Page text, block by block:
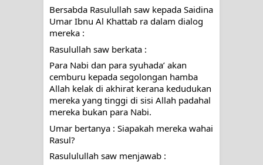
Bersabda Rasulullah saw kepada Saidina
Umar Ibnu Al Khattab ra dalam dialog
mereka :
Rasulullah saw berkata :
Para Nabi dan para syuhada’ akan
cemburu kepada segolongan hamba
Allah kelak di akhirat kerana kedudukan
mereka yang tinggi di sisi Allah padahal
mereka bukan para Nabi.
Umar bertanya : Siapakah mereka wahai
Rasul?
Rasululullah saw menjawab :